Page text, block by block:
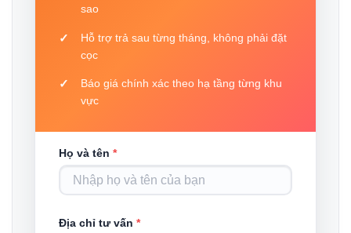
sao
Hỗ trợ trả sau từng tháng, không phải đặt
cọc
Báo giá chính xác theo hạ tầng từng khu
vực
Họ và tên *
Địa chỉ tư vấn *